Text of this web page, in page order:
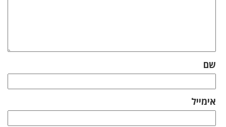
שם
אימייל